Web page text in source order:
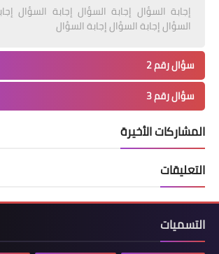
إجابة السؤال إجابة السؤال إجابة السؤال
السؤال إجابة السؤال إجابة السؤال
سؤال رقم 2
سؤال رقم 3
المشاركات الأخيرة
التعليقات
التسميات